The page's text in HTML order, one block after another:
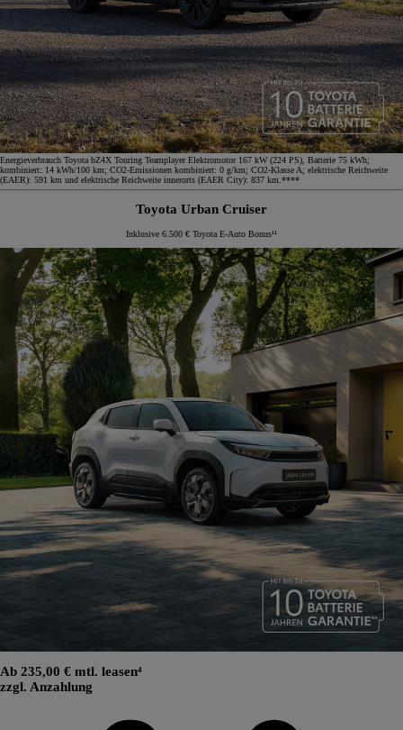
Energieverbrauch Toyota bZ4X Touring Teamplayer Elektromotor 167 kW (224 PS), Batterie 75 kWh;
kombiniert: 14 kWh/100 km; CO2-Emissionen kombiniert: 0 g/km; CO2-Klasse A; elektrische Reichweite
(EAER): 591 km und elektrische Reichweite innerorts (EAER City): 837 km.****
Toyota Urban Cruiser
Inklusive 6.500 € Toyota E-Auto Bonus¹¹
Ab 235,00 € mtl. leasen⁴
zzgl. Anzahlung